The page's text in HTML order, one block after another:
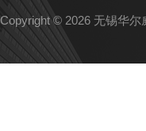
Copyright © 2026 无锡华